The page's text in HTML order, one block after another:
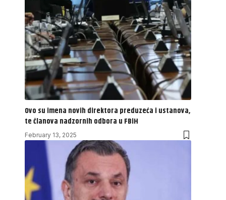
Ovo su imena novih direktora preduzeća i ustanova,
te članova nadzornih odbora u FBiH
February 13, 2025